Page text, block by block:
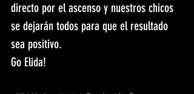
directo por el ascenso y nuestros chicos
se dejarán todos para que el resultado
sea positivo.
Go Elida!